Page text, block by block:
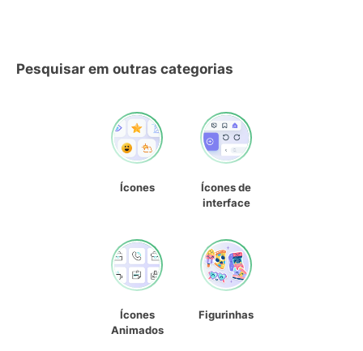
Pesquisar em outras categorias
Ícones
Ícones de
interface
Ícones
Animados
Figurinhas